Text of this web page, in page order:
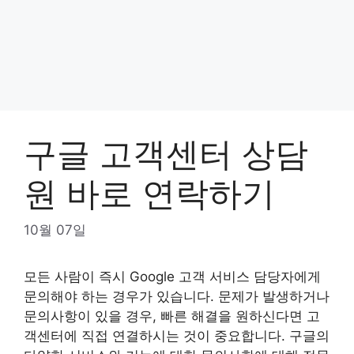
구글 고객센터 상담
원 바로 연락하기
10월 07일
모든 사람이 즉시 Google 고객 서비스 담당자에게
문의해야 하는 경우가 있습니다. 문제가 발생하거나
문의사항이 있을 경우, 빠른 해결을 원하신다면 고
객센터에 직접 연결하시는 것이 중요합니다. 구글의